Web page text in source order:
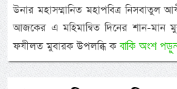
উনার মহাসম্মানিত মহাপবিত্র নিসবাতুল
আজকের এ মহিমান্বিত দিনের শান-
ফযীলত মুবারক উপলব্ধি কবাকি অংশ